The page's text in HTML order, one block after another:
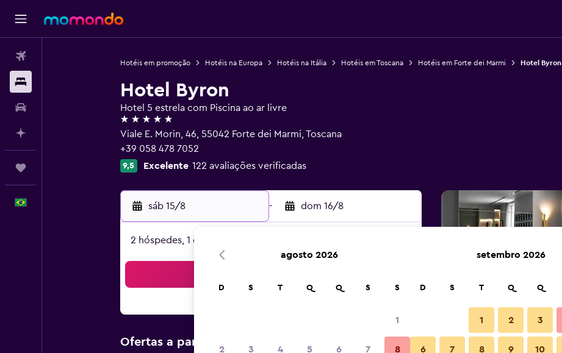
Hotéis em promoção Hotéis na Europa Hotéis na Itália Hotéis em Toscana Hotéis em Forte dei Marmi Hotel Byron
Hotel Byron
Hotel 5 estrela com Piscina ao ar livre
5 estrelas
Viale E. Morin, 46, 55042 Forte dei Marmi, Toscana
+39 058 478 7052
9,5 Excelente 122 avaliações verificadas
sáb 15/8 - dom 16/8
2 hóspedes, 1 quarto
Ofertas a partir de preço por noite mais barato(a)
agosto 2026
D S T Q Q S S
1
2 3 4 5 6 7 8
setembro 2026
D S T Q Q
1 2 3
6 7 8 9 10